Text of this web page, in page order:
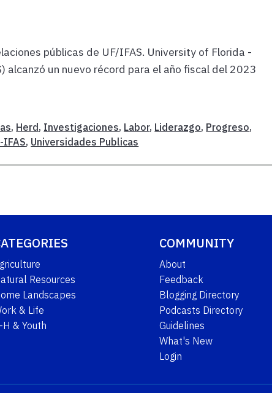
públicas de UF/IFAS. University of Florida -
un nuevo récord para el año fiscal del 2023
, Herd, Investigaciones, Labor, Liderazgo, Progreso,
IFAS, Universidades Publicas
Resources
Landscapes
& Life
& Youth
COMMUNITY
About
Feedback
Blogging Directory
Podcasts Directory
Guidelines
What's New
Login